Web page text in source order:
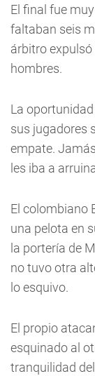
El final fue
faltaban seis
árbitro expulsó
hombres.
La
sus jugadores
empate.
les iba a
El colombiano
una pelota en
la portería de
no tuvo otra
lo esquivo.
El propio
esquinado al
tranquilidad